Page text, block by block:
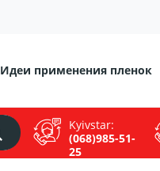
Идеи применения пленок
Kyivstar:
(068)985-51-
25